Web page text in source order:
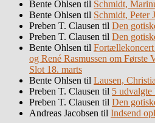
Bente Ohlsen til Schmidt,
Bente Ohlsen til Schmidt, Peter
Preben T. Clausen til Den
Preben T. Clausen til Den
Bente Ohlsen til
og René Rasmussen om Første
Slot 18. marts
Bente Ohlsen til Lausen,
Preben T. Clausen til 5 udvalgte
Preben T. Clausen til Den
Andreas Jacobsen til Indsend